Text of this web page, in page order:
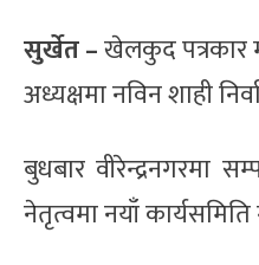
सुर्खेत –खेलकुद पत्रकार
अध्यक्षमा नविन शाही
बुधबार वीरेन्द्रनगरमा
नेतृत्वमा‌ नयाँ